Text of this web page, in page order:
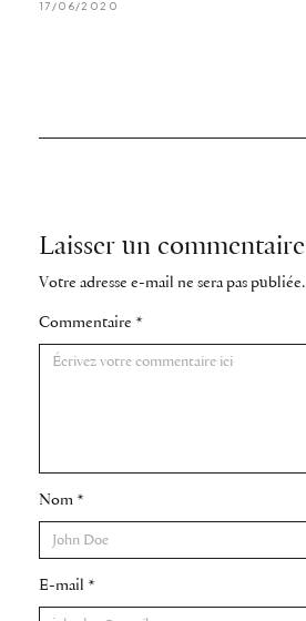
17/06/2020
Laisser un commentaire
Votre adresse e-mail ne sera pas publiée.
Commentaire *
Nom *
E-mail *